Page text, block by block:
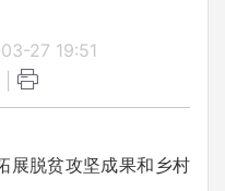
27 19:51
脱贫攻坚成果和乡村